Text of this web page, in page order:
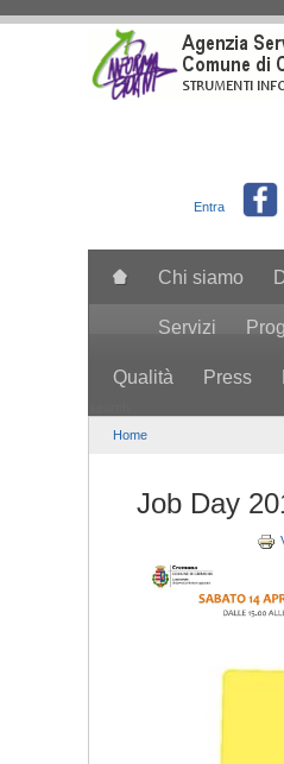
Entra
Chi siamo
Servizi
Qualità Press
Home
Job Day